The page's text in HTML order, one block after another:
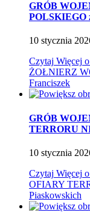
GRÓB
POLSKIEGO
10 stycznia
Czytaj Więcej
ŻOŁNIERZ
Franciszek
GRÓB
TERRORU
10 stycznia
Czytaj Więcej
OFIARY
Piaskowskich